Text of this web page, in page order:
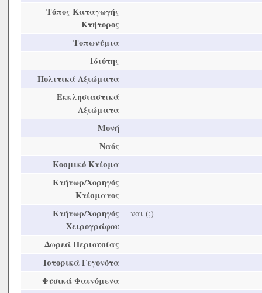
Τόπος Καταγωγής
Κτήτορος
Τοπωνύμια
Ιδιότης
Πολιτικά Αξιώματα
Εκκλησιαστικά
Αξιώματα
Μονή
Ναός
Κοσμικό Κτίσμα
Κτήτωρ/Χορηγός
Κτίσματος
Κτήτωρ/Χορηγός
Χειρογράφου
ναι (;)
Δωρεά Περιουσίας
Ιστορικά Γεγονότα
Φυσικά Φαινόμενα